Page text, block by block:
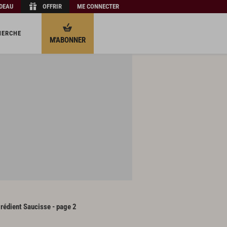
OFFRIR ME CONNECTER
M'ABONNER
Saucisse - page 2